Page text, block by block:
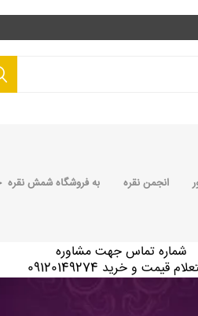
انجمن نقره به فروشگاه شمش نقره
شماره تماس جهت مشاوره
قیمت و خرید 09120149274